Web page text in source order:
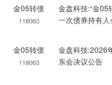
金05转债
118063
金盘科技:“金05
一次债券持有
金05转债
118063
金盘科技:2026
东会决议公告